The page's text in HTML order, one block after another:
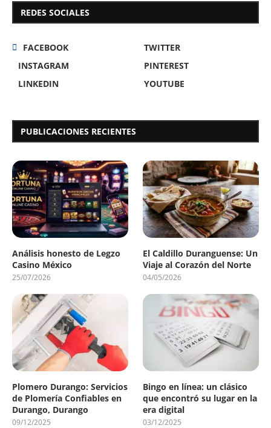
REDES SOCIALES
FACEBOOK
TWITTER
INSTAGRAM
PINTEREST
LINKEDIN
YOUTUBE
PUBLICACIONES RECIENTES
Análisis honesto de Legzo
Casino México
25/07/2026
El Caldillo Duranguense: Un
Viaje al Corazón del Norte
04/05/2026
Plomero Durango: Servicios
de Plomería Confiables en
Durango, Durango
09/12/2025
Bingo en línea: un clásico
que encontró su lugar en la
era digital
03/12/2025